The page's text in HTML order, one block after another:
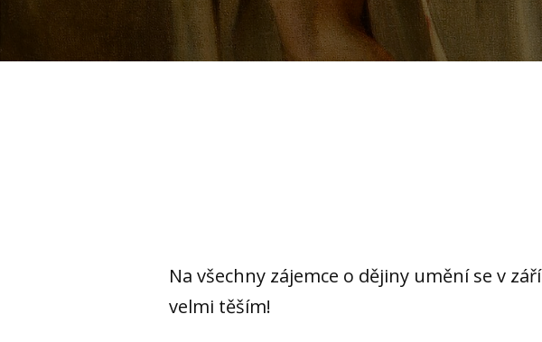
Na všechny zájemce o dějiny umění se v září
velmi těším!